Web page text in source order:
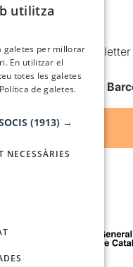
comercials i Newsletter
de Teatre
utilitza
galetes per millorar
En utilitzar el
totes les galetes
de galetes.
(1913) →
NECESSÀRIES